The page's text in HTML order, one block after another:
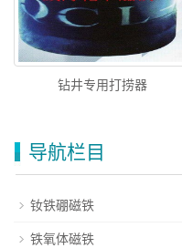
钻井专用打捞器
导航栏目
钕铁硼磁铁
铁氧体磁铁